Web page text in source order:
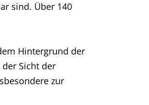
sind. Über 140
Hintergrund der
Sicht der
zur